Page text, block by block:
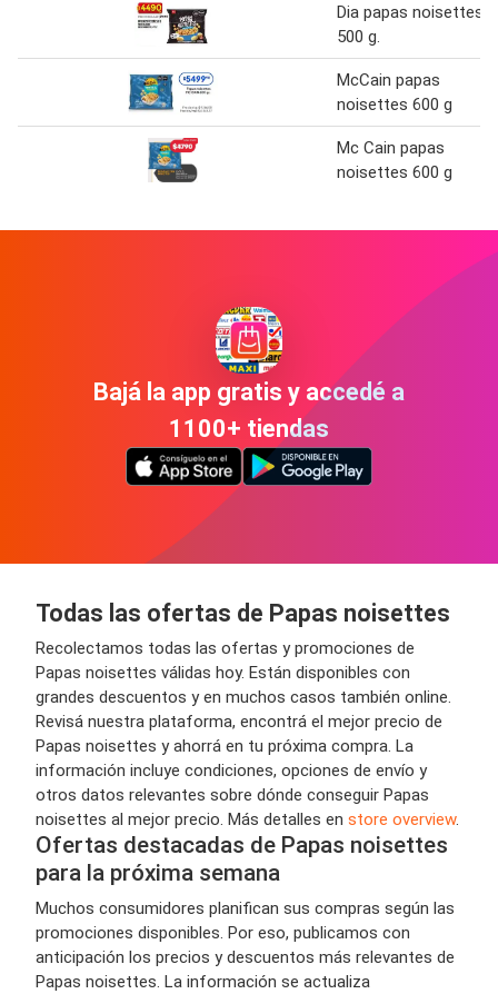
Dia papas noisettes
500 g.
McCain papas
noisettes 600 g
Mc Cain papas
noisettes 600 g
Bajá la app gratis y accedé a
1100+ tiendas
Todas las ofertas de Papas noisettes
Recolectamos todas las ofertas y promociones de
Papas noisettes válidas hoy. Están disponibles con
grandes descuentos y en muchos casos también online.
Revisá nuestra plataforma, encontrá el mejor precio de
Papas noisettes y ahorrá en tu próxima compra. La
información incluye condiciones, opciones de envío y
otros datos relevantes sobre dónde conseguir Papas
noisettes al mejor precio. Más detalles en store overview.
Ofertas destacadas de Papas noisettes
para la próxima semana
Muchos consumidores planifican sus compras según las
promociones disponibles. Por eso, publicamos con
anticipación los precios y descuentos más relevantes de
Papas noisettes. La información se actualiza